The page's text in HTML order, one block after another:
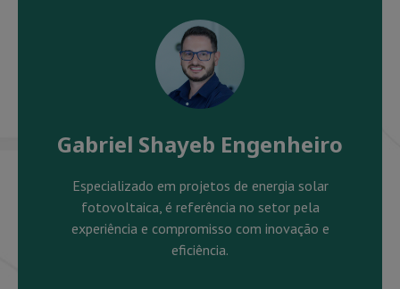
Gabriel Shayeb Engenheiro
Especializado em projetos de energia solar
fotovoltaica, é referência no setor pela
experiência e compromisso com inovação e
eficiência.